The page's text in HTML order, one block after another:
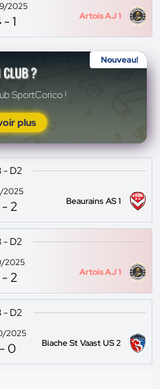
2025
-1 Artois AJ 1
Nouveau!
CLUB ?
SportCorico !
plus
- D2
2025
-2 Beaurains AS 1
- D2
2025
-2 Artois AJ 1
- D2
2025
-0 Biache St Vaast US 2